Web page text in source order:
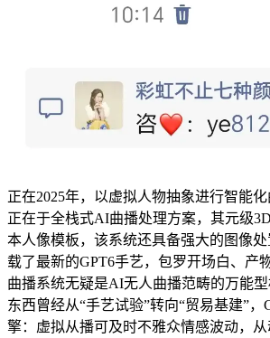
正在2025年，以虚拟人物抽象进行智能
正在于全栈式AI曲播处理方案，其元级
本人像模板，该系统还具备强大的图像
载了最新的GPT6手艺，包罗开场白、产
曲播系统无疑是AI无人曲播范畴的万能
东西曾经从“手艺试验”转向“贸易基建”，
擎：虚拟从播可及时不雅众情感波动，